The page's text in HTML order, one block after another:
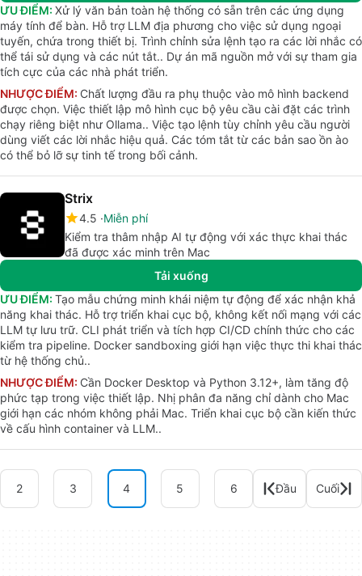
ƯU ĐIỂM: Xử lý văn bản toàn hệ thống có sẵn trên các ứng dụng
máy tính để bàn. Hỗ trợ LLM địa phương cho việc sử dụng ngoại
tuyến, chứa trong thiết bị. Trình chỉnh sửa lệnh tạo ra các lời nhắc có
thể tái sử dụng và các nút tắt.. Dự án mã nguồn mở với sự tham gia
tích cực của các nhà phát triển.
NHƯỢC ĐIỂM: Chất lượng đầu ra phụ thuộc vào mô hình backend
được chọn. Việc thiết lập mô hình cục bộ yêu cầu cài đặt các trình
chạy riêng biệt như Ollama.. Việc tạo lệnh tùy chỉnh yêu cầu người
dùng viết các lời nhắc hiệu quả. Các tóm tắt từ các bản sao ồn ào
có thể bỏ lỡ sự tinh tế trong bối cảnh.
Strix
4.5 Miễn phí
Kiểm tra thâm nhập AI tự động với xác thực khai thác
đã được xác minh trên Mac
Tải xuống
ƯU ĐIỂM: Tạo mẫu chứng minh khái niệm tự động để xác nhận khả
năng khai thác. Hỗ trợ triển khai cục bộ, không kết nối mạng với các
LLM tự lưu trữ. CLI phát triển và tích hợp CI/CD chính thức cho các
kiểm tra pipeline. Docker sandboxing giới hạn việc thực thi khai thác
từ hệ thống chủ..
NHƯỢC ĐIỂM: Cần Docker Desktop và Python 3.12+, làm tăng độ
phức tạp trong việc thiết lập. Nhị phân đa năng chỉ dành cho Mac
giới hạn các nhóm không phải Mac. Triển khai cục bộ cần kiến thức
về cấu hình container và LLM..
2 3 4 5 6 Đầu Cuối